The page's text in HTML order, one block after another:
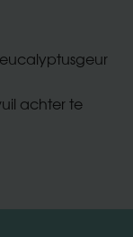
achter te